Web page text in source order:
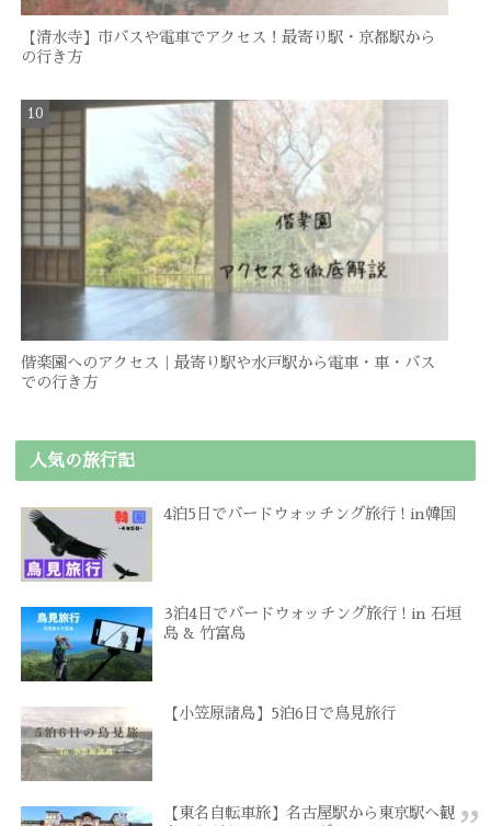
【清水寺】市バスや電車でアクセス！最寄り駅・京都駅から
の行き方
偕楽園へのアクセス｜最寄り駅や水戸駅から電車・車・バス
での行き方
人気の旅行記
4泊5日でバードウォッチング旅行 ! in韓国
3泊4日でバードウォッチング旅行 ! in 石垣
島 & 竹富島
【小笠原諸島】5泊6日で鳥見旅行
【東名自転車旅】名古屋駅から東京駅へ観